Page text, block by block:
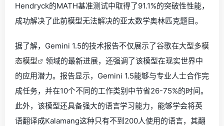
Hendryck的MATH基准测试中取得了91.1%的突破性性能，
成功解决了此前模型无法解决的亚太数学奥林匹克题目。
据了解，Gemini 1.5的技术报告不仅展示了谷歌在大型多模
态模型
领域的最新进展，还强调了该模型在现实世界中
的应用潜力。报告显示，Gemini 1.5能够与专业人士合作完
成任务，并在10个不同的工作类别中节省26-75%的时间。
此外，该模型还具备强大的语言学习能力，能够学会将英
语翻译成Kalamang这种只有不到200人使用的语言，其翻